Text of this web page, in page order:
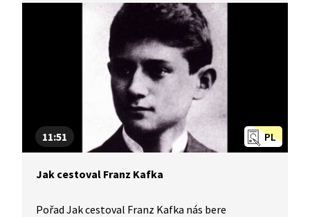
ukázkami z korespondence.
PL
11:51
Jak cestoval Franz Kafka
Pořad Jak cestoval Franz Kafka nás bere